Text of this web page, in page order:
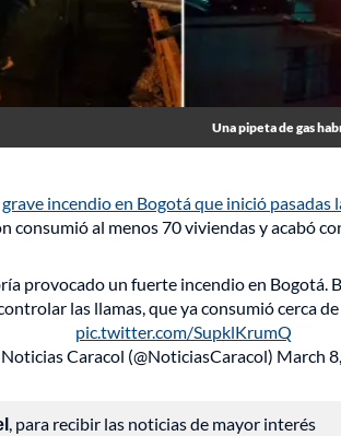
Una pipeta de gas
grave incendio en Bogotá que inició pasadas
consumió al menos 70 viviendas y acabó
provocado un fuerte incendio en Bogotá.
las llamas, que ya consumió cerca
pic.twitter.com/SupklKrumQ
Caracol (@NoticiasCaracol) March
, para recibir las noticias de mayor interés